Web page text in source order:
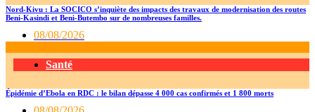
Nord-Kivu : La SOCICO s’inquiète des impacts des travaux de modernisation des routes
Beni-Kasindi et Beni-Butembo sur de nombreuses familles.
08/08/2026
Santé
Épidémie d’Ebola en RDC : le bilan dépasse 4 000 cas confirmés et 1 800 morts